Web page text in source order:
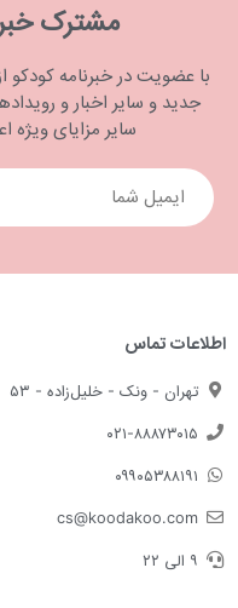
مشترک
با عضویت در خبرنامه کودکو
جدید و سایر اخبار و
سایر مزایای ویژه
اطلاعات تماس
تهران - ونک - خلیل‌زاده - ۵۳
۰۲۱-۸۸۸۷۳۰۱۵
۰۹۹۰۵۳۸۸۱۹۱
cs@koodakoo.com
۹ الی ۲۲